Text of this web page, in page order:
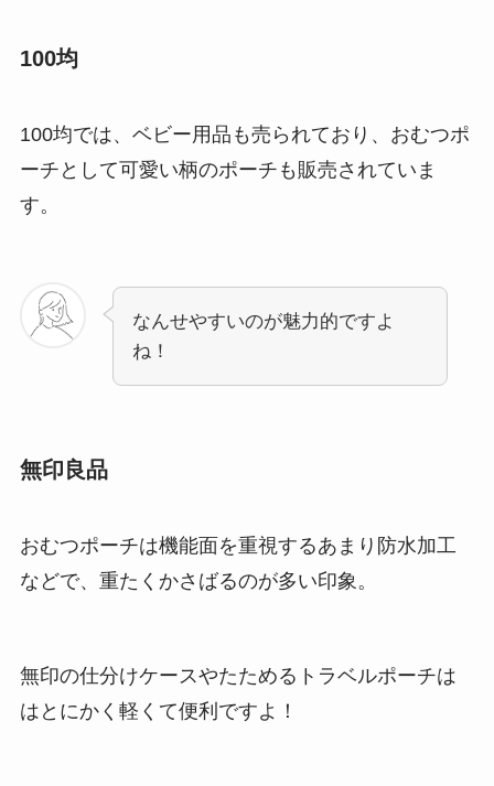
100均
100均では、ベビー用品も売られており、おむつポ
ーチとして可愛い柄のポーチも販売されていま
す。
なんせやすいのが魅力的ですよ
ね！
無印良品
おむつポーチは機能面を重視するあまり防水加工
などで、重たくかさばるのが多い印象。
無印の仕分けケースやたためるトラベルポーチは
はとにかく軽くて便利ですよ！